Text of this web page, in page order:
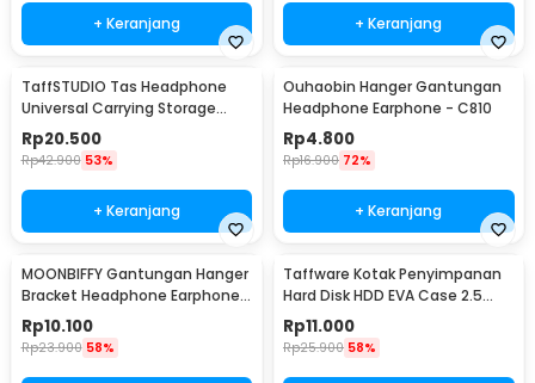
+ Keranjang + Keranjang
TaffSTUDIO Tas Headphone
Universal Carrying Storage
Case EVA - B-15
Rp20.500
Rp42.900 53%
+ Keranjang
Ouhaobin Hanger Gantungan
Headphone Earphone - C810
Rp4.800
Rp16.900 72%
+ Keranjang
MOONBIFFY Gantungan Hanger
Bracket Headphone Earphone -
C097
Rp10.100
Rp23.900 58%
Taffware Kotak Penyimpanan
Hard Disk HDD EVA Case 2.5
Inch - C6963
Rp11.000
Rp25.900 58%